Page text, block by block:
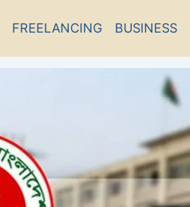
FREELANCING BUSINESS